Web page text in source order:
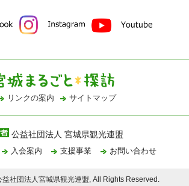
リンクの案内 サイトマップ
公益社団法人 宮城県観光連盟
入会案内 支援事業 お問い合わせ
社団法人宮城県観光連盟, All Rights Reserved.